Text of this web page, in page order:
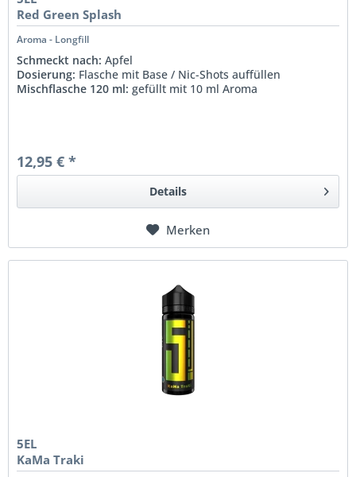
Red Green Splash
Aroma - Longfill
Schmeckt nach: Apfel
Dosierung: Flasche mit Base / Nic-Shots auffüllen
Mischflasche 120 ml: gefüllt mit 10 ml Aroma
12,95 € *
Details
Merken
5EL
KaMa Traki